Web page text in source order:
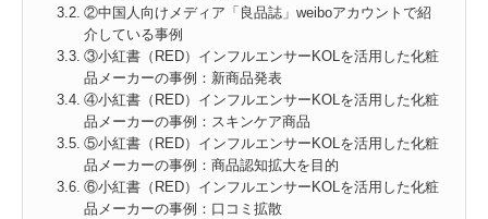
②中国人向けメディア「良品誌」weiboアカウントで紹
介している事例
③小紅書（RED）インフルエンサーKOLを活用した化粧
品メーカーの事例：新商品発表
④小紅書（RED）インフルエンサーKOLを活用した化粧
品メーカーの事例：スキンケア商品
⑤小紅書（RED）インフルエンサーKOLを活用した化粧
品メーカーの事例：商品認知拡大を目的
⑥小紅書（RED）インフルエンサーKOLを活用した化粧
品メーカーの事例：口コミ拡散